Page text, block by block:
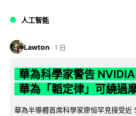
人工智能
Lawton 1 日
華為科學家警告
華為「韜定律」可繞過
華為半導體首席科學家廖恒罕見接受近